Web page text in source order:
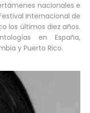
nacionales e
Internacional de
los últimos diez años.
en España,
y Puerto Rico.